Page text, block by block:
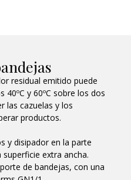
residual emitido puede
y 60ºC sobre los dos
las cazuelas y los
productos.
y disipador en la parte
extra ancha.
de bandejas, con una